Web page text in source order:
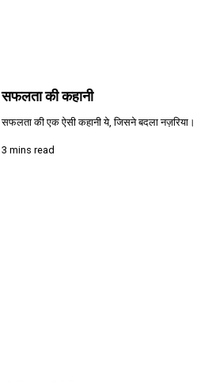
सफलता की कहानी
सफलता की एक ऐसी कहानी ये, जिसने बदला नज़रिया।
3 mins read